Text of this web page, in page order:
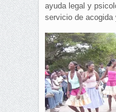
ayuda legal y
servicio de acogida